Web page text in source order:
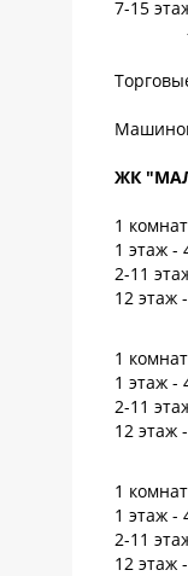
7-15
- 250
ЖК
1
1 этаж -
2-11
12 этаж
1
1 этаж -
2-11
12 этаж
1
1 этаж -
2-11
12 этаж